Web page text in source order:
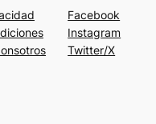
Facebook
Instagram
Twitter/X